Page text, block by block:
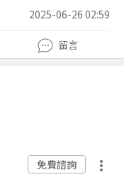
2025-06-26 02:59
留言
免費諮詢